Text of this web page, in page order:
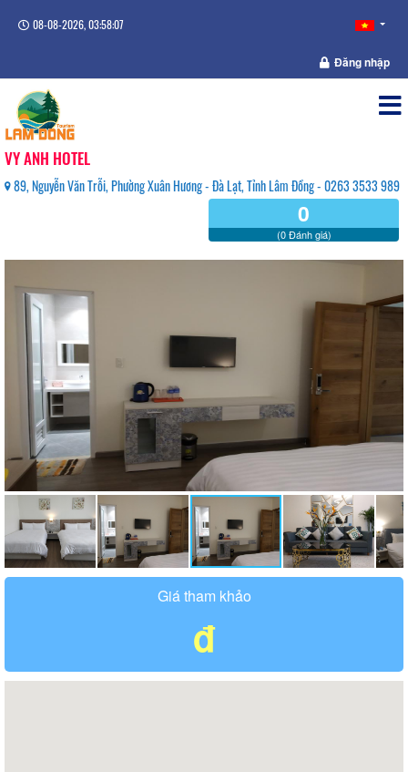
08-08-2026, 03:58:07
Đăng nhập
VY ANH HOTEL
89, Nguyễn Văn Trỗi, Phường Xuân Hương - Đà Lạt, Tỉnh Lâm Đồng - 0263 3533 989
0
(0 Đánh giá)
Giá tham khảo
đ